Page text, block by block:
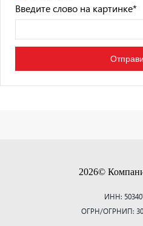
Введите слово на картинке*
2026©
ИНН:
ОГРН/ОГРНИП: